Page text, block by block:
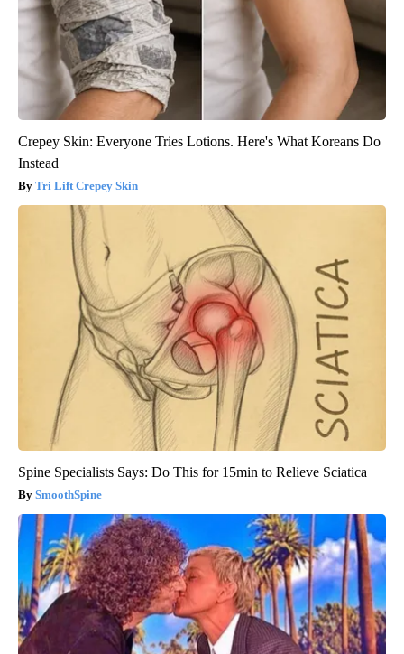
Crepey Skin: Everyone Tries Lotions. Here's What Koreans Do
Instead
Tri Lift Crepey Skin
Spine Specialists Says: Do This for 15min to Relieve Sciatica
SmoothSpine